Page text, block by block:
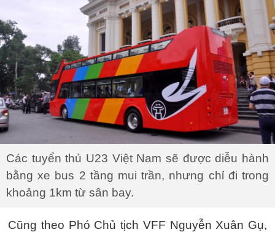
Các tuyển thủ U23 Việt Nam sẽ được diễu hành
bằng xe bus 2 tầng mui trần, nhưng chỉ đi trong
khoảng 1km từ sân bay.
Cũng theo Phó Chủ tịch VFF Nguyễn Xuân Gụ,